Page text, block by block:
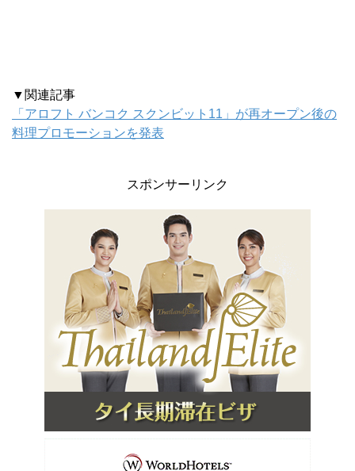
▼関連記事
「アロフト バンコク スクンビット11」が再オープン後の
料理プロモーションを発表
スポンサーリンク